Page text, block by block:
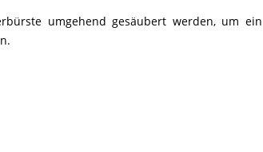
umgehend gesäubert werden, um ein